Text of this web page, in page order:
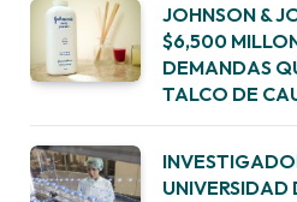
JOHNSON &
$6,500
DEMANDAS
TALCO DE
UNIVERSIDAD